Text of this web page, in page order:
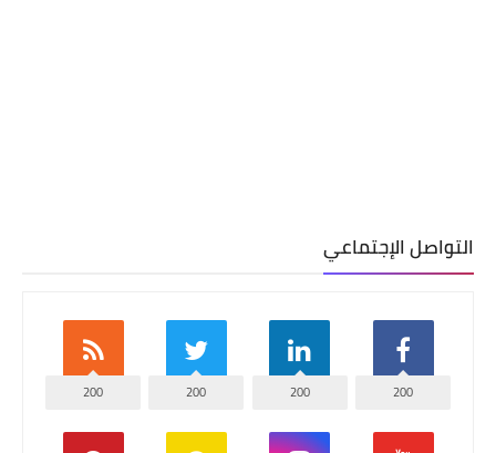
التواصل الإجتماعي
200
200
200
200